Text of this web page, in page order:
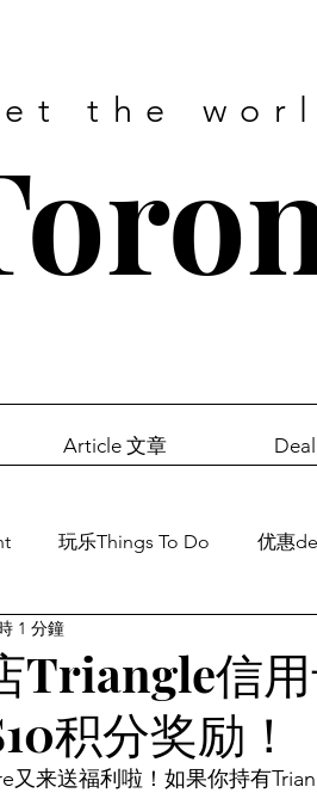
the
Article 文章
玩乐Things To Do 优惠
Triangle信
积分奖励！
1 分鐘
又来送福利啦！如果你持有